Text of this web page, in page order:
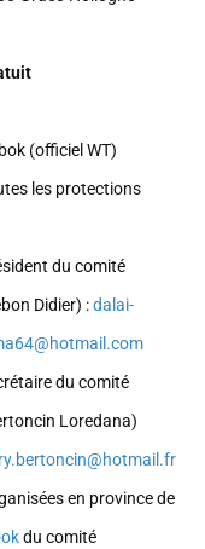
(officiel WT)
les protections
du comité
Didier) :dalai-
du comité
Loredana)
en province de
du comité